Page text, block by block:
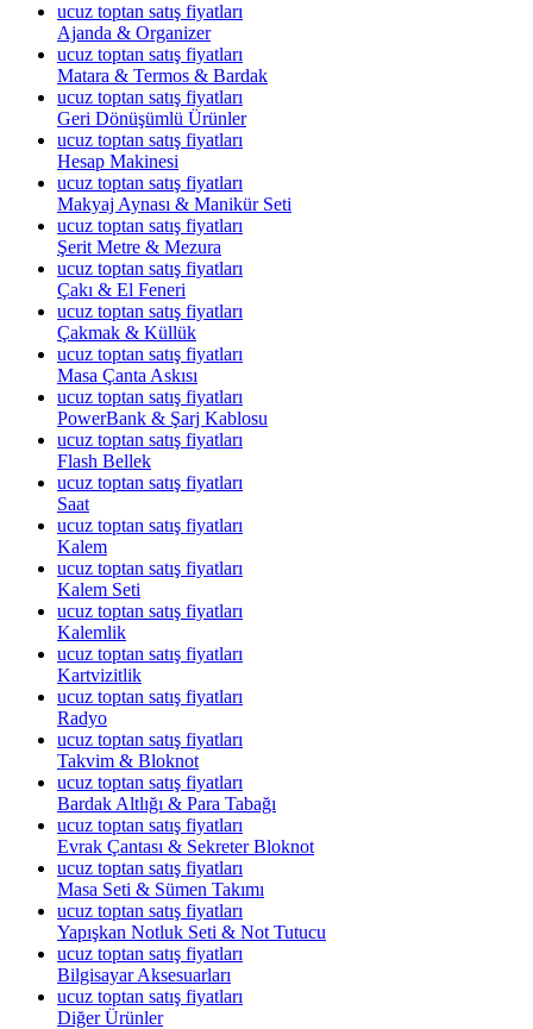
ucuz toptan satış fiyatları
Ajanda & Organizer
ucuz toptan satış fiyatları
Matara & Termos & Bardak
ucuz toptan satış fiyatları
Geri Dönüşümlü Ürünler
ucuz toptan satış fiyatları
Hesap Makinesi
ucuz toptan satış fiyatları
Makyaj Aynası & Manikür Seti
ucuz toptan satış fiyatları
Şerit Metre & Mezura
ucuz toptan satış fiyatları
Çakı & El Feneri
ucuz toptan satış fiyatları
Çakmak & Küllük
ucuz toptan satış fiyatları
Masa Çanta Askısı
ucuz toptan satış fiyatları
PowerBank & Şarj Kablosu
ucuz toptan satış fiyatları
Flash Bellek
ucuz toptan satış fiyatları
Saat
ucuz toptan satış fiyatları
Kalem
ucuz toptan satış fiyatları
Kalem Seti
ucuz toptan satış fiyatları
Kalemlik
ucuz toptan satış fiyatları
Kartvizitlik
ucuz toptan satış fiyatları
Radyo
ucuz toptan satış fiyatları
Takvim & Bloknot
ucuz toptan satış fiyatları
Bardak Altlığı & Para Tabağı
ucuz toptan satış fiyatları
Evrak Çantası & Sekreter Bloknot
ucuz toptan satış fiyatları
Masa Seti & Sümen Takımı
ucuz toptan satış fiyatları
Yapışkan Notluk Seti & Not Tutucu
ucuz toptan satış fiyatları
Bilgisayar Aksesuarları
ucuz toptan satış fiyatları
Diğer Ürünler